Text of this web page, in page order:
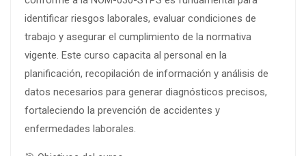
identificar riesgos laborales, evaluar condiciones de
trabajo y asegurar el cumplimiento de la normativa
vigente. Este curso capacita al personal en la
planificación, recopilación de información y análisis de
datos necesarios para generar diagnósticos precisos,
fortaleciendo la prevención de accidentes y
enfermedades laborales.